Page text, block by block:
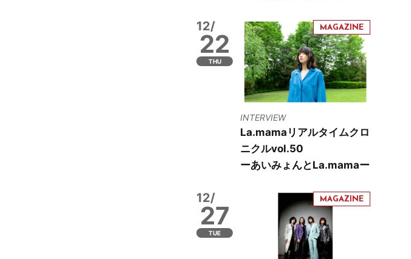
12/
22
THU
INTERVIEW
La.mamaリアルタイムクロ
ニクルvol.50
ーあいみょんとLa.mamaー
12/
27
TUE